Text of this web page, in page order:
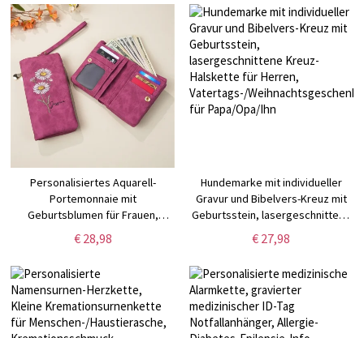
für Sie
Freunde
Personalisiertes Aquarell-
Portemonnaie mit
Geburtsblumen für Frauen,
Kartenhalter aus Leder mit
individuellem Namen und
Geburtstags-/Weihnachtsgeschenk
für Mama/Großmutter/Frau
€ 28,98
Hundemarke mit individueller
Gravur und Bibelvers-Kreuz mit
Geburtsstein, lasergeschnittene
Kreuz-Halskette für Herren,
Vatertags-/Weihnachtsgeschenk
€ 27,98